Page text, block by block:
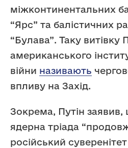
міжконтинентальних
“Ярс” та балістичних
“Булава”. Таку витівку
американського
війни називають
впливу на Захід.
Зокрема, Путін заявив,
ядерна тріада
російський суверенітет